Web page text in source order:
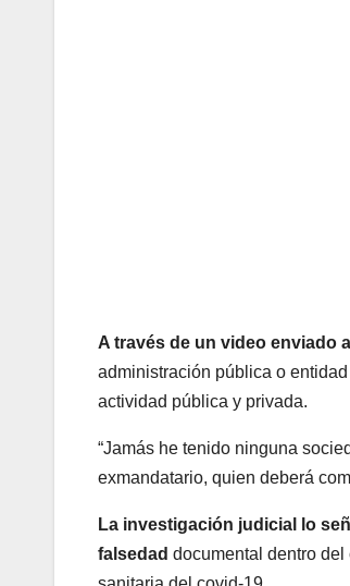
A través de un video enviado
administración pública o
actividad pública y privada.
“Jamás he tenido ninguna
exmandatario, quien deberá
La investigación judicial lo
falsedad documental dentro